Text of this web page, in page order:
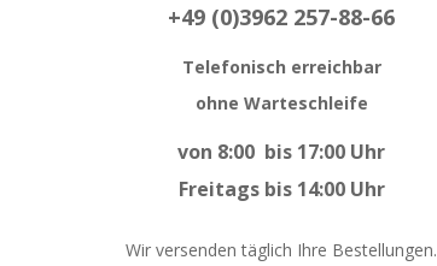
+49 (0)3962 257-88-66
Telefonisch erreichbar
ohne Warteschleife
von 8:00 bis 17:00 Uhr
Freitags bis 14:00 Uhr
Wir versenden täglich Ihre Bestellungen.